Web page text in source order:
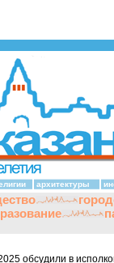
архитектуры
обсудили в